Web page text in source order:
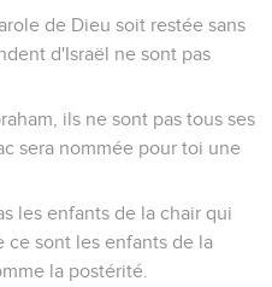
de Dieu soit restée sans
d'Israël ne sont pas
ils ne sont pas tous ses
sera nommée pour toi une
les enfants de la chair qui
ce sont les enfants de la
la postérité.